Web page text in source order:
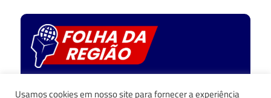
Usamos cookies em nosso site para fornecer a experiência